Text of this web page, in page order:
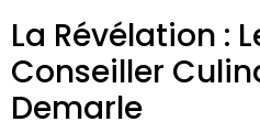
La Révélation :
Conseiller
Demarle